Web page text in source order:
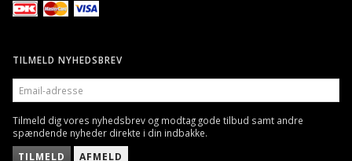
TILMELD NYHEDSBREV
EMAIL-
ADRESSE
Tilmeld dig vores nyhedsbrev og modtag gode tilbud samt andre
spændende nyheder direkte i din indbakke.
TILMELD AFMELD